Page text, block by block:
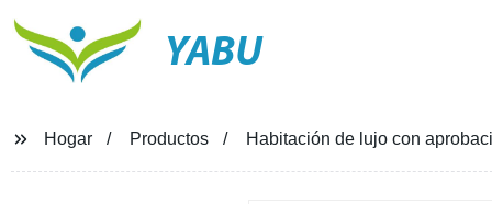
YABU
Hogar Productos Habitación de lujo con